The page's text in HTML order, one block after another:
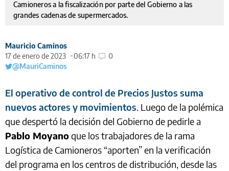
Camioneros a la fiscalización por parte del Gobierno a las
grandes cadenas de supermercados.
Mauricio Caminos
17 de enero de 2023
06:17 h
0
@MauriCaminos
El operativo de control de Precios Justos suma
nuevos actores y movimientos. Luego de la polémica
que despertó la decisión del Gobierno de pedirle a
Pablo Moyanoque los trabajadores de la rama
Logística de Camioneros “aporten” en la verificación
del programa en los centros de distribución, desde las